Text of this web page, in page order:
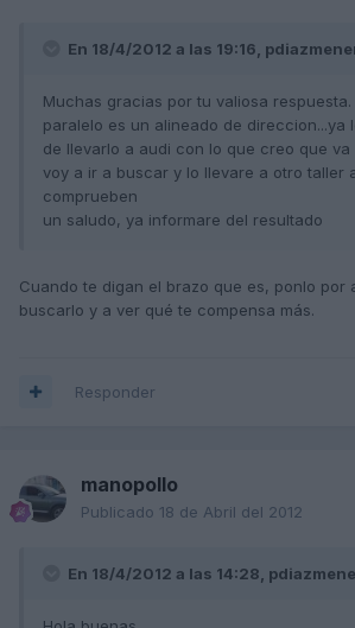
En 18/4/2012 a las 19:16,
Muchas gracias por tu valiosa respuesta.
paralelo es un alineado de direccion...ya
de llevarlo a audi con lo que creo que va
voy a ir a buscar y lo llevare a otro taller
comprueben
un saludo, ya informare del resultado
Cuando te digan el brazo que es, ponlo por
buscarlo y a ver qué te compensa más.
Responder
manopollo
Publicado 18 de Abril del 2012
En 18/4/2012 a las 14:28,